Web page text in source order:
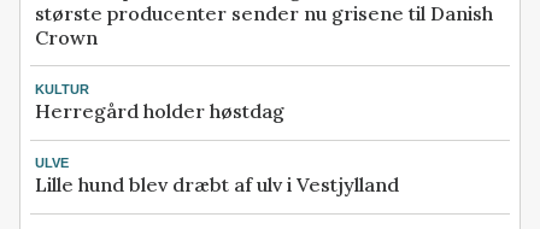
største producenter sender nu grisene til Danish
Crown
KULTUR
Herregård holder høstdag
ULVE
Lille hund blev dræbt af ulv i Vestjylland